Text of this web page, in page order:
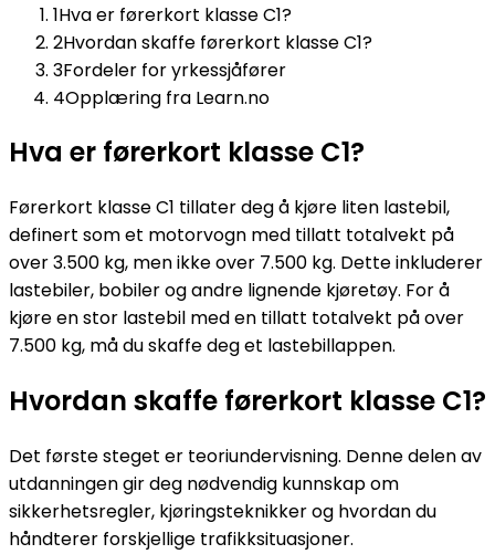
1Hva er førerkort klasse C1?
2Hvordan skaffe førerkort klasse C1?
3Fordeler for yrkessjåfører
4Opplæring fra Learn.no
Hva er førerkort klasse C1?
Førerkort klasse C1 tillater deg å kjøre liten lastebil,
definert som et motorvogn med tillatt totalvekt på
over 3.500 kg, men ikke over 7.500 kg. Dette inkluderer
lastebiler, bobiler og andre lignende kjøretøy. For å
kjøre en stor lastebil med en tillatt totalvekt på over
7.500 kg, må du skaffe deg et lastebillappen.
Hvordan skaffe førerkort klasse C1?
Det første steget er teoriundervisning. Denne delen av
utdanningen gir deg nødvendig kunnskap om
sikkerhetsregler, kjøringsteknikker og hvordan du
håndterer forskjellige trafikksituasjoner.